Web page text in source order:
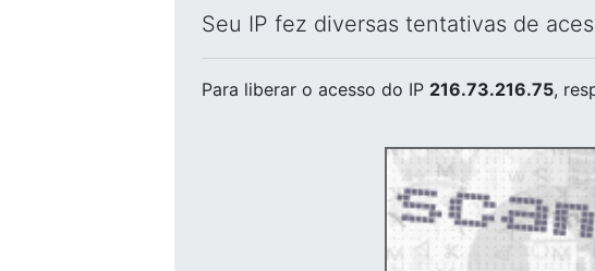
Seu IP fez diversas tentativas de
Para liberar o acesso do IP 216.73.216.75,